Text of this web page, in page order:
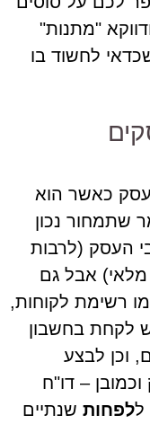
"מתנות"
לחשוד בו
כאשר הוא
שתמחור נכון
העסק (לרבות
מלאי) אבל גם
רשימת לקוחות,
לקחת בחשבון
וכן לבצע
– דו"ח
ללפחותשנתיים